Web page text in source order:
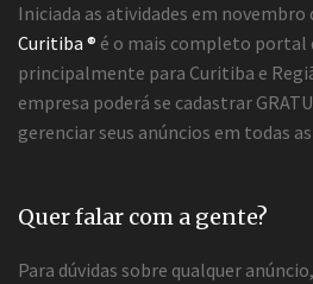
Iniciada as atividades em novembro
Curitiba ® é o mais completo portal
principalmente para Curitiba e
empresa poderá se cadastrar
gerenciar seus anúncios em todas
Quer falar com a gente?
Para dúvidas sobre qualquer